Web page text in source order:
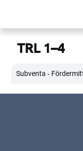
TRL 1–4
Subventa ‐